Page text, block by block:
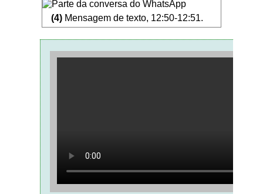
(4)Mensagem de texto, 12:50-12:51.